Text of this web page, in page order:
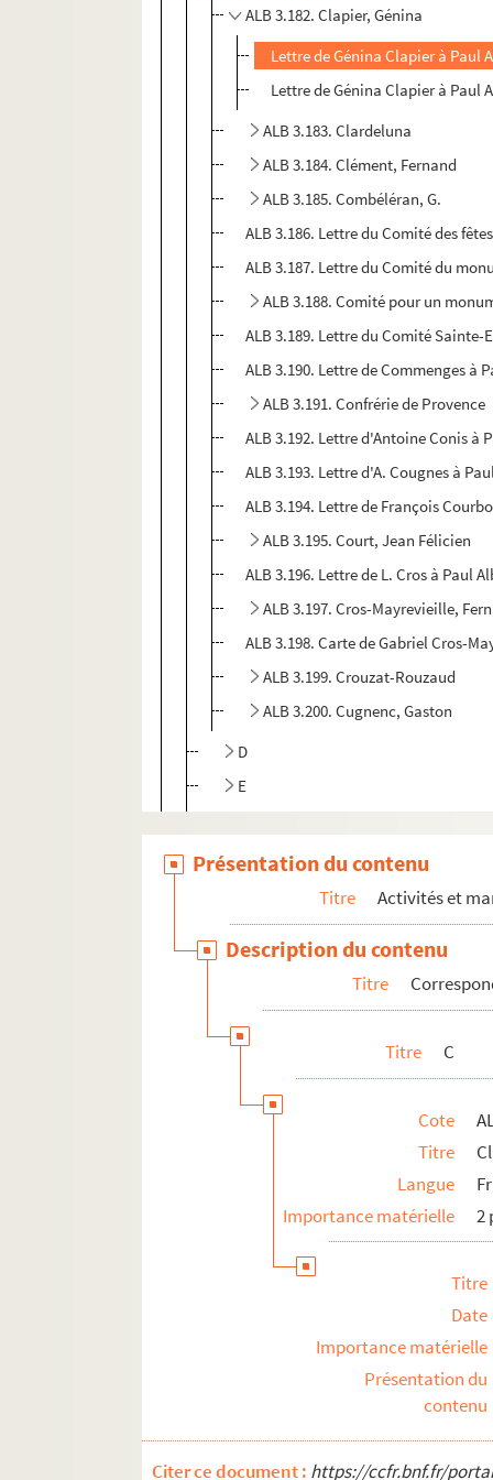
ALB 3.182. Clapier, Génina
Lettre de Génina Clapier à Paul
Lettre de Génina Clapier à Paul
ALB 3.183. Clardeluna
ALB 3.184. Clément, Fernand
ALB 3.185. Combéléran, G.
ALB 3.186. Lettre du Comité des
ALB 3.187. Lettre du Comité du
ALB 3.188. Comité pour un
ALB 3.189. Lettre du Comité Sainte-
ALB 3.190. Lettre de Commenges à
ALB 3.191. Confrérie de Provence
ALB 3.192. Lettre d'Antoine Conis à
ALB 3.193. Lettre d'A. Cougnes à
ALB 3.194. Lettre de François
ALB 3.195. Court, Jean Félicien
ALB 3.196. Lettre de L. Cros à Paul
ALB 3.197. Cros-Mayrevieille,
ALB 3.198. Carte de Gabriel Cros-
ALB 3.199. Crouzat-Rouzaud
ALB 3.200. Cugnenc, Gaston
D
E
L
M
O
ALB 3.471. Liste de félibres
Oeuvres adressées à Paul Albarel
ALB 3.488. Jeux floraux (en dehors de
Au sujet de Frédéric Mistral
L'enseignement de la langue d'oc
ALB 3.497. Articles du capoulié Marius
Publications en série
Présentation du contenu
Titre Activités et
Description du contenu
Titre
Titre C
Cote
Titre
Langue
Importance matérielle
2
Titre
Date
Importance matérielle
Présentation du
contenu
Citer ce document : https://ccfr.bnf.fr/